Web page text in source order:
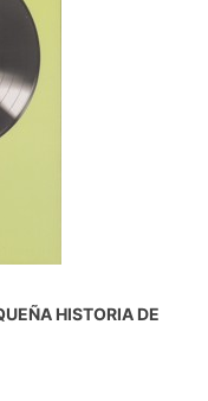
HISTORIA DE